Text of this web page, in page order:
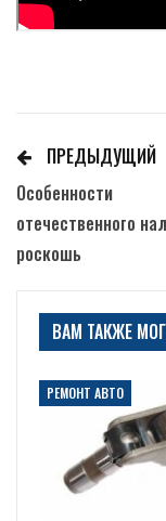
ПРЕДЫДУЩИЙ
Особенности
отечественного
роскошь
ВАМ ТАКЖЕ
РЕМОНТ АВТО